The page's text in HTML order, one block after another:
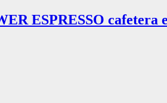
ESPRESSO cafetera
Estas cookies nos